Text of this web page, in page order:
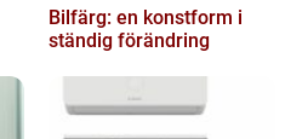
Bilfärg: en konstform i
ständig förändring